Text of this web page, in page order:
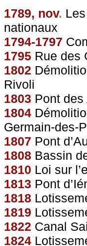
1789, nov.
nationaux
1794-1797
1795 Rue des
1802
Rivoli
1803 Pont des
1804
Germain-des-
1807 Pont
1808 Bassin
1810 Loi sur
1813 Pont
1818
1819
1822 Canal
1824